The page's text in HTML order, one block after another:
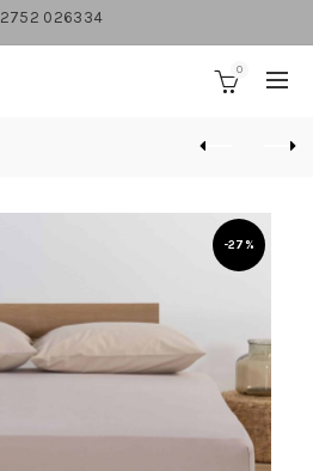
2752 026334
0
-27%